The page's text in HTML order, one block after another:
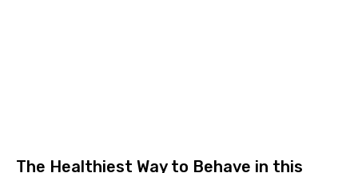
The Healthiest Way to Behave in this